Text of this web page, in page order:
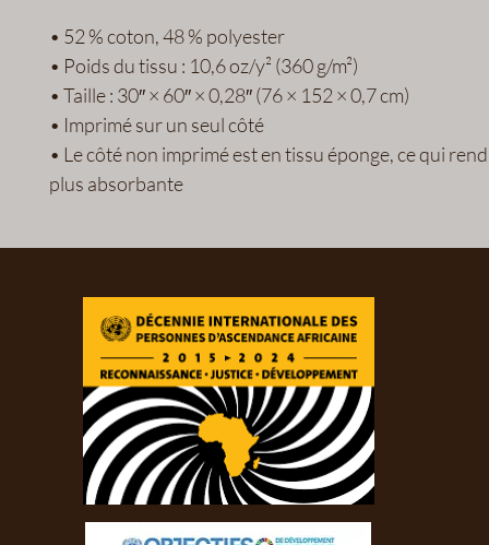
• 52 % coton, 48 % polyester
• Poids du tissu : 10,6 oz/y² (360 g/m²)
• Taille : 30″ × 60″ × 0,28″ (76 × 152 × 0,7 cm)
• Imprimé sur un seul côté
• Le côté non imprimé est en tissu éponge, ce qui
plus absorbante